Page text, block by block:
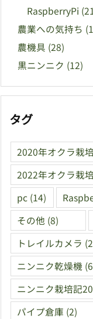
RaspberryPi
農業への気持ち
農機具 (28)
黒ニンニク (12)
タグ
2020年オクラ栽
2022年オクラ栽
pc (14)
その他 (8)
トレイルカメラ
ニンニク乾燥機
ニンニク栽培記
パイプ倉庫 (2)